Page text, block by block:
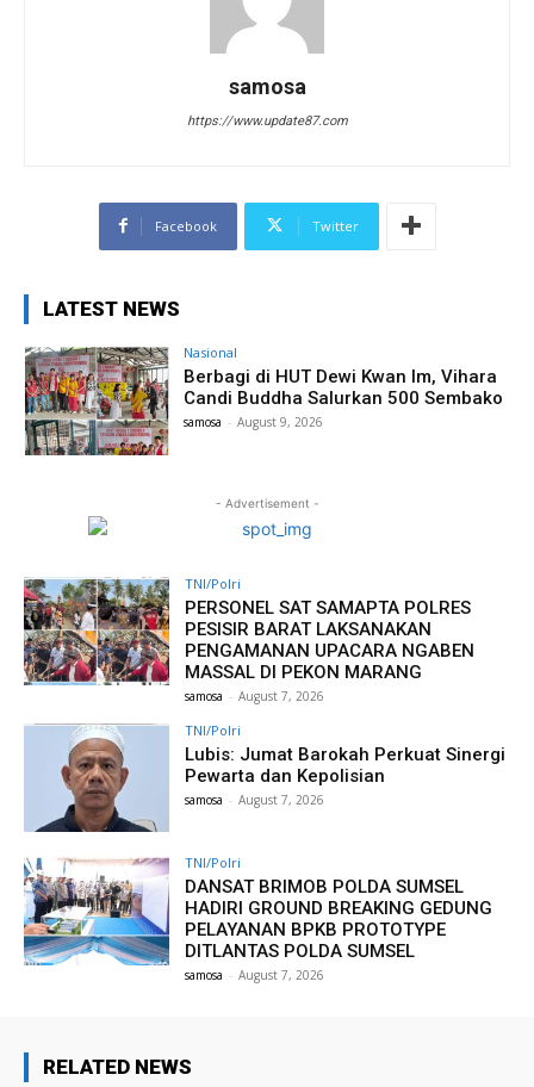
samosa
https://www.update87.com
Facebook Twitter
LATEST NEWS
Nasional
Berbagi di HUT Dewi Kwan Im, Vihara
Candi Buddha Salurkan 500 Sembako
samosa - August 9, 2026
- Advertisement -
TNI/Polri
PERSONEL SAT SAMAPTA POLRES
PESISIR BARAT LAKSANAKAN
PENGAMANAN UPACARA NGABEN
MASSAL DI PEKON MARANG
samosa - August 7, 2026
TNI/Polri
Lubis: Jumat Barokah Perkuat Sinergi
Pewarta dan Kepolisian
samosa - August 7, 2026
TNI/Polri
DANSAT BRIMOB POLDA SUMSEL
HADIRI GROUND BREAKING GEDUNG
PELAYANAN BPKB PROTOTYPE
DITLANTAS POLDA SUMSEL
samosa - August 7, 2026
RELATED NEWS